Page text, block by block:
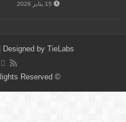
15 يناير 2026
| Designed by TieLabs
© Copyright 2026, All Rights Reserved